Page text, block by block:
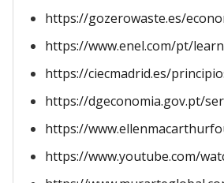
https://gozerowaste.es/
https://www.enel.com/pt/
https://ciecmadrid.es/
https://dgeconomia.gov.pt/
https://
https://www.youtube.com/